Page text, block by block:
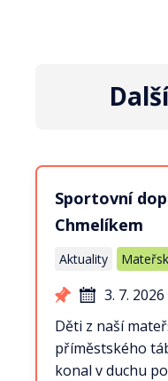
Sportovní
Chmelíkem
Aktuality
3. 7. 2026
Děti z naší
příměstského
konal v duchu